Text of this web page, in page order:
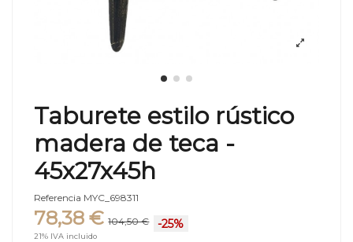
Taburete estilo rústico
madera de teca -
45x27x45h
Referencia MYC_698311
78,38 € 104,50 € -25%
21% IVA incluido